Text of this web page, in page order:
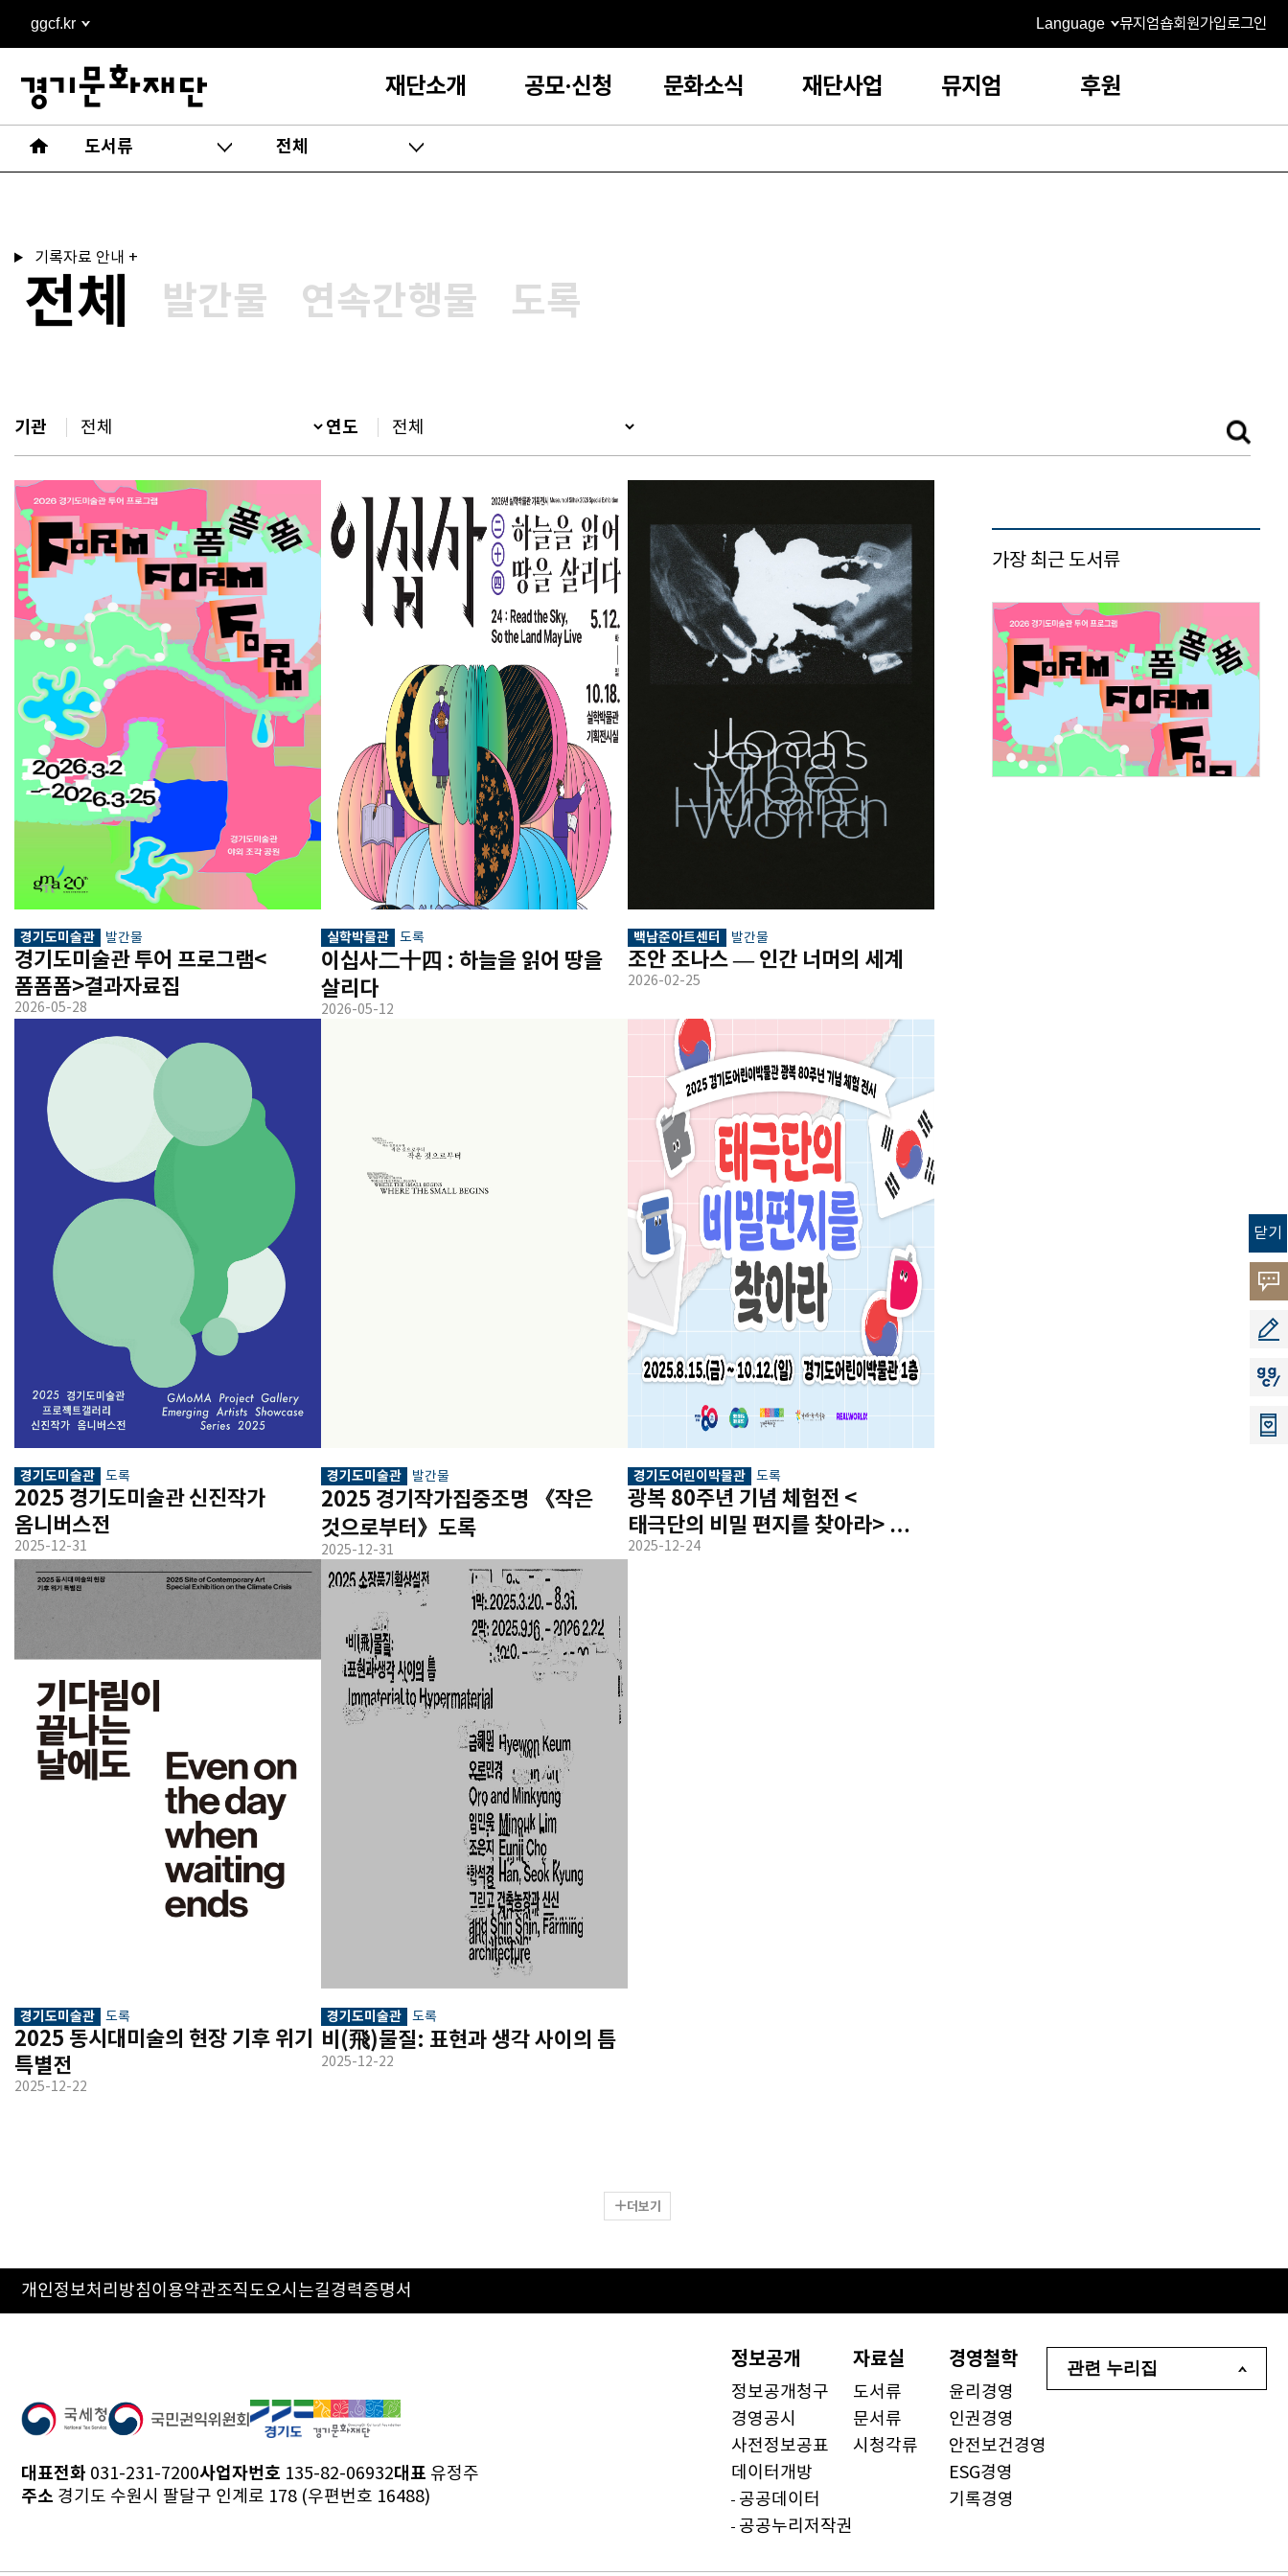
바로가기
ggcf.kr Language 뮤지엄숍회원가입로그인
재단소개 공모·신청 문화소식 재단사업 뮤지엄 후원
닫기
고객
소리
공모
지지
도서류 전체
기록자료 안내 +
전체 발간물 연속간행물 도록
기관 연도
경기도미술관 발간물
경기도미술관 투어 프로그램<
폼폼폼>결과자료집
2026-05-28
실학박물관 도록
이십사二十四 : 하늘을 읽어 땅을
살리다
2026-05-12
백남준아트센터 발간물
조안 조나스 ― 인간 너머의 세계
2026-02-25
경기도미술관 도록
2025 경기도미술관 신진작가
옴니버스전
2025-12-31
경기도미술관 발간물
2025 경기작가집중조명 《작은
것으로부터》도록
2025-12-31
경기도어린이박물관 도록
광복 80주년 기념 체험전 <
태극단의 비밀 편지를 찾아라>
어린이 손 편지 모음집
2025-12-24
경기도미술관 도록
2025 동시대미술의 현장 기후 위기
특별전
2025-12-22
경기도미술관 도록
비(飛)물질: 표현과 생각 사이의 틈
2025-12-22
가장 최근 도서류
더보기
개인정보처리방침이용약관조직도오시는길경력증명서
대표전화 031-231-7200사업자번호 135-82-06932대표 유정주
주소 경기도 수원시 팔달구 인계로 178 (우편번호 16488)
정보공개
정보공개청구
경영공시
사전정보공표
데이터개방
공공데이터
공공누리저작권
자료실
도서류
문서류
시청각류
경영철학
윤리경영
인권경영
안전보건경영
ESG경영
기록경영
관련 누리집